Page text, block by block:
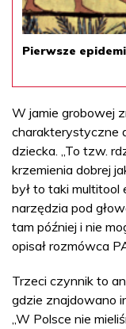
Pierwsze
W jamie grobowej
charakterystyczne
dziecka. „To tzw.
krzemienia dobrej
był to taki multitool
narzędzia pod
tam później i nie
opisał rozmówca
Trzeci czynnik to
gdzie znajdowano
„W Polsce nie